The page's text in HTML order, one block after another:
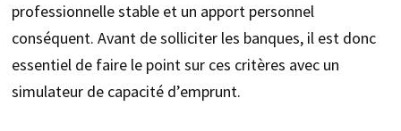
professionnelle stable et un apport personnel
conséquent. Avant de solliciter les banques, il est donc
essentiel de faire le point sur ces critères avec un
simulateur de capacité d’emprunt.